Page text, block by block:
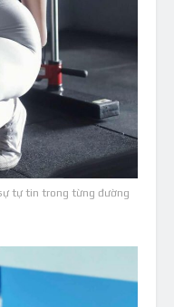
tự tin trong từng đường